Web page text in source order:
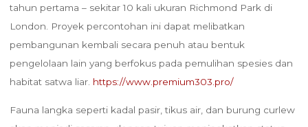
tahun pertama – sekitar 10 kali ukuran Richmond Park di
London. Proyek percontohan ini dapat melibatkan
pembangunan kembali secara penuh atau bentuk
pengelolaan lain yang berfokus pada pemulihan spesies dan
habitat satwa liar. https://www.premium303.pro/
Fauna langka seperti kadal pasir, tikus air, dan burung curlew